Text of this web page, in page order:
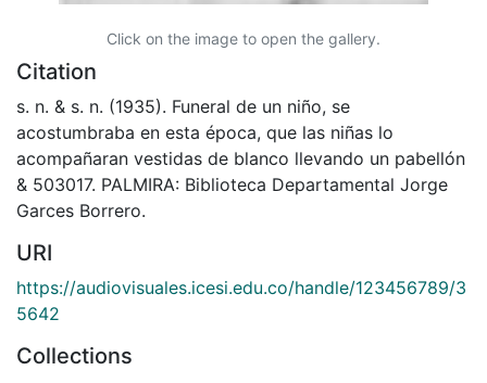
Click on the image to open the gallery.
Citation
s. n. & s. n. (1935). Funeral de un niño, se
acostumbraba en esta época, que las niñas lo
acompañaran vestidas de blanco llevando un pabellón
& 503017. PALMIRA: Biblioteca Departamental Jorge
Garces Borrero.
URI
https://audiovisuales.icesi.edu.co/handle/123456789/3
5642
Collections